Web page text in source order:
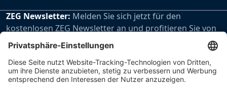
ZEG Newsletter: Melden Sie sich jetzt für den
kostenlosen ZEG Newsletter an und profitieren Sie von
den extra Vorteilen unseres regelmäßig erscheinenden
Newsletters.
Zur Newsletteranmeldung